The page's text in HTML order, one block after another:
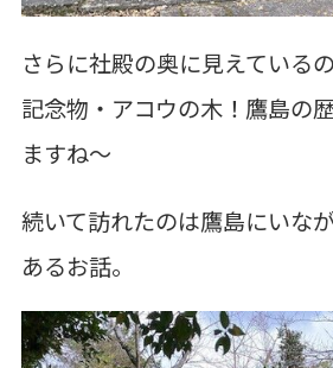
さらに社殿の奥に見えている
記念物・アコウの木！鷹島の
ますね～
続いて訪れたのは鷹島にいな
あるお話。